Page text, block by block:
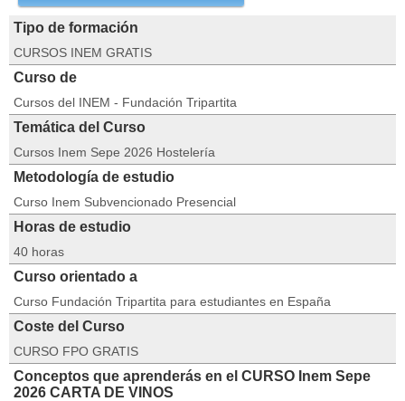
Tipo de formación
CURSOS INEM GRATIS
Curso de
Cursos del INEM - Fundación Tripartita
Temática del Curso
Cursos Inem Sepe 2026 Hostelería
Metodología de estudio
Curso Inem Subvencionado Presencial
Horas de estudio
40 horas
Curso orientado a
Curso Fundación Tripartita para estudiantes en España
Coste del Curso
CURSO FPO GRATIS
Conceptos que aprenderás en el CURSO Inem Sepe
2026 CARTA DE VINOS